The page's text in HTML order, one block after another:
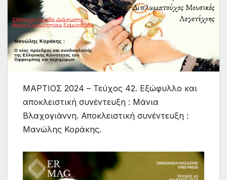
ΜΑΡΤΙΟΣ 2024 – Τεύχος 42. Εξώφυλλο και
αποκλειστική συνέντευξη : Μάνια
Βλαχογιάννη. Αποκλειστική συνέντευξη :
Μανώλης Κοράκης.